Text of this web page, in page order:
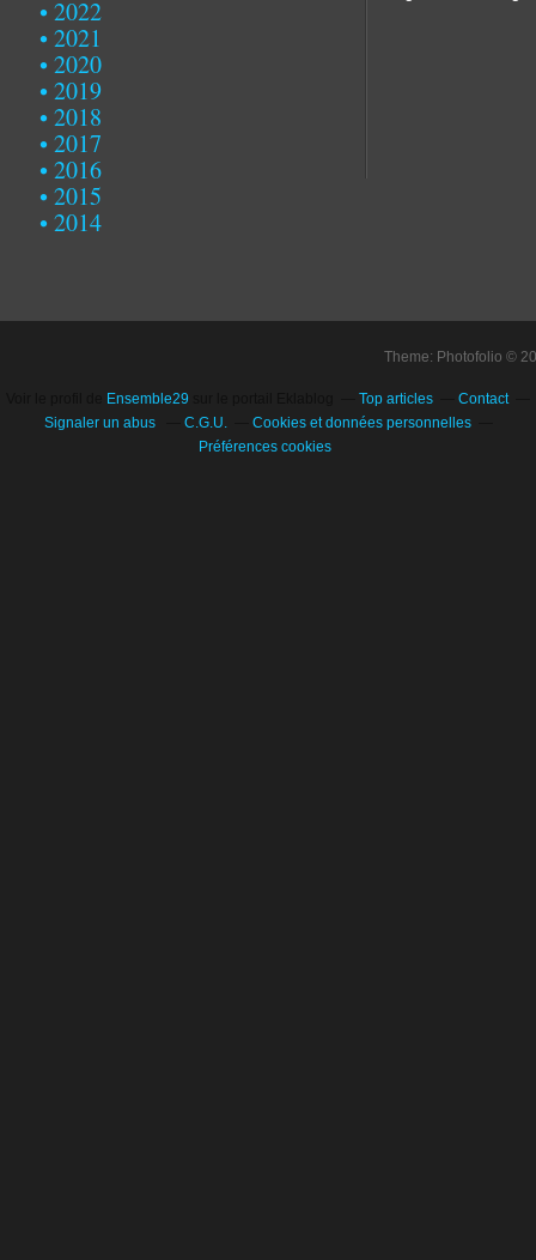
2022
2021
2020
2019
2018
2017
2016
2015
2014
Theme: Photofolio ©
Ensemble29 Top articles
Contact
Signaler un abus
C.G.U.
Cookies et données personnelles
Préférences cookies